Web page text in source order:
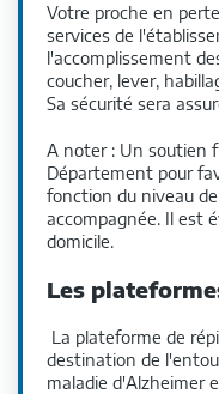
Votre proche en
services de
l'accomplissement
coucher, lever,
Sa sécurité sera
A noter : Un soutien
Département pour
fonction du niveau
accompagnée. Il est
domicile.
Les
La plateforme de
destination de
maladie d'Alzheimer